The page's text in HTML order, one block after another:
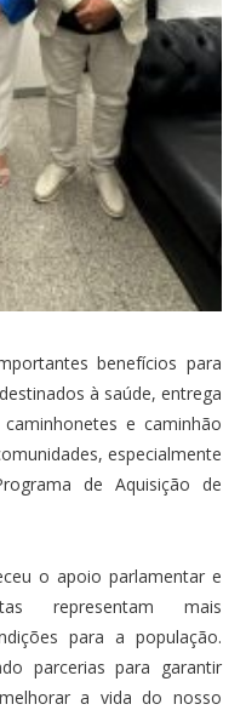
benefícios para
à saúde, entrega
e caminhão
especialmente
de Aquisição de
o apoio parlamentar e
representam mais
para a população.
parcerias para garantir
a vida do nosso